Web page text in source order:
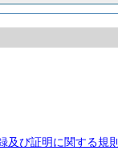
及び証明に関する規則